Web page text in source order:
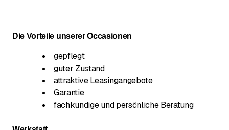
Die Vorteile unserer Occasionen
gepflegt
guter Zustand
attraktive Leasingangebote
Garantie
fachkundige und persönliche Beratung